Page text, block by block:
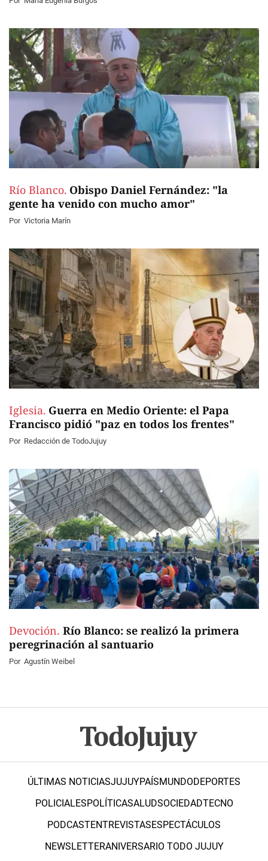
Río Blanco. Obispo Daniel Fernández: "la
gente ha venido con mucho amor"
Por Victoria Marín
Iglesia. Guerra en Medio Oriente: el Papa
Francisco pidió "paz en todos los frentes"
Por Redacción de TodoJujuy
Devoción. Río Blanco: se realizó la primera
peregrinación al santuario
Por Agustín Weibel
ÚLTIMAS NOTICIASJUJUYPAÍSMUNDODEPORTES
POLICIALESPOLÍTICASALUDSOCIEDADTECNO
PODCASTENTREVISTASESPECTÁCULOS
NEWSLETTERANIVERSARIO TODO JUJUY